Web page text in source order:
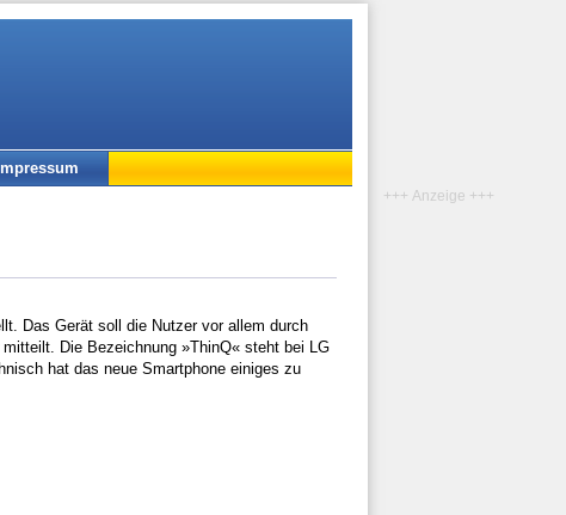
Impressum
Das Gerät soll die Nutzer vor allem durch
Die Bezeichnung »ThinQ« steht bei LG
hat das neue Smartphone einiges zu
+++ Anzeige +++